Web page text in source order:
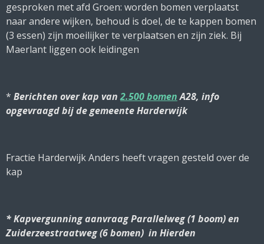
gesproken met afd Groen: worden bomen verplaatst
naar andere wijken, behoud is doel, de te kappen bomen
(3 essen) zijn moeilijker te verplaatsen en zijn ziek. Bij
Maerlant liggen ook leidingen
* Berichten over kap van2.500 bomenA28, info
opgevraagd bij de gemeente Harderwijk
Fractie Harderwijk Anders heeft vragen gesteld over de
kap
* Kapvergunning aanvraag Parallelweg (1 boom) en
Zuiderzeestraatweg (6 bomen) in Hierden